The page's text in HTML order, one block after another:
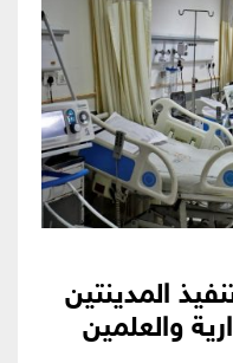
المدينتين
والعلمين